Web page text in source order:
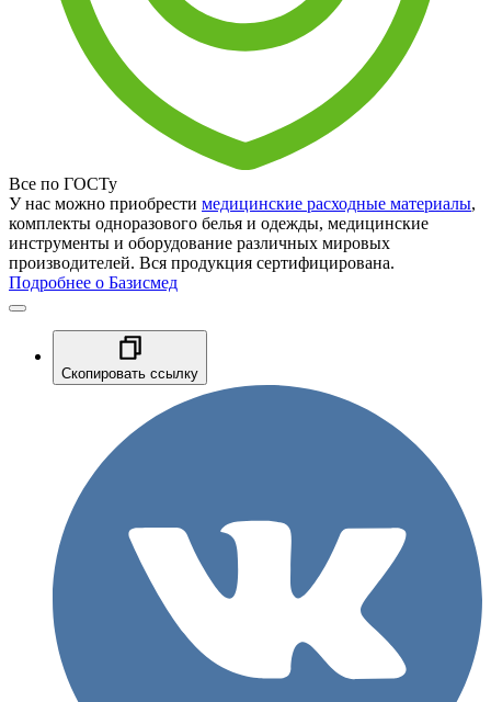
Все по ГОСТу
У нас можно приобрести медицинские расходные материалы,
комплекты одноразового белья и одежды, медицинские
инструменты и оборудование различных мировых
производителей. Вся продукция сертифицирована.
Подробнее о Базисмед
Скопировать ссылку